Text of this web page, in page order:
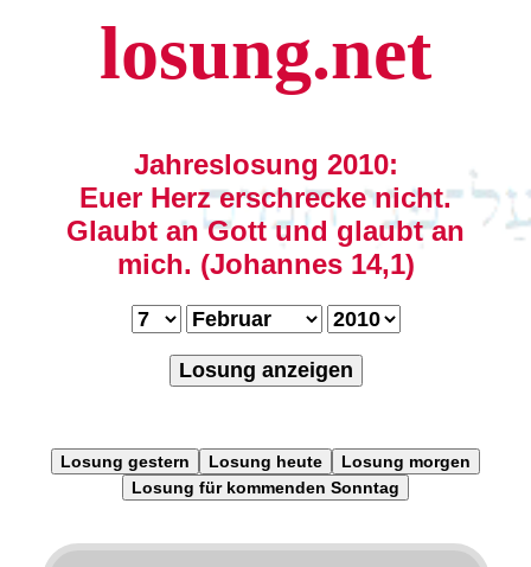
losung.net
Jahreslosung 2010:
Euer Herz erschrecke nicht.
Glaubt an Gott und glaubt an
mich. (Johannes 14,1)
Losung anzeigen
Losung gestern Losung heute
Losung morgen
Losung für kommenden Sonntag